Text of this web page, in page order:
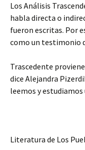
Los Análisis
habla directa o
fueron escritas. Por
como un testimonio
Trascedente
dice Alejandra
leemos y estudiamos
Literatura de Los